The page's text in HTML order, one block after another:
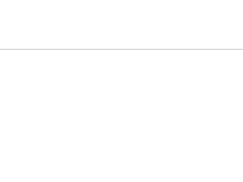
після вставлення контенту в